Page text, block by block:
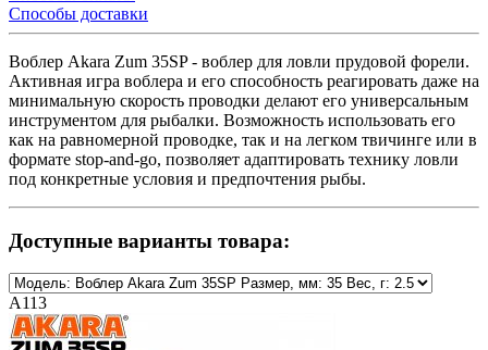
Способы доставки
Воблер Akara Zum 35SP - воблер для ловли прудовой форели.
Активная игра воблера и его способность реагировать даже на
минимальную скорость проводки делают его универсальным
инструментом для рыбалки. Возможность использовать его
как на равномерной проводке, так и на легком твичинге или в
формате stop-and-go, позволяет адаптировать технику ловли
под конкретные условия и предпочтения рыбы.
Доступные варианты товара:
A113